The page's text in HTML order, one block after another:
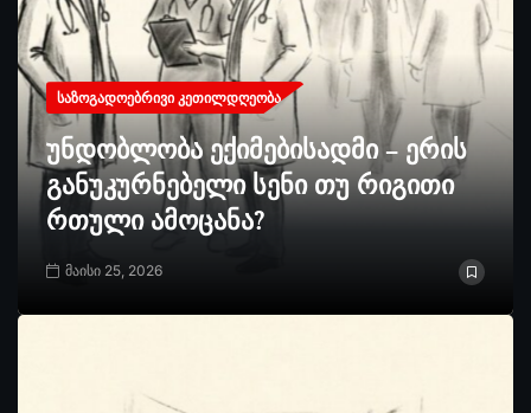
ᲡᲐᲖᲝᲒᲐᲓᲝᲔᲑᲠᲘᲕᲘ ᲙᲔᲗᲘᲚᲓᲦᲔᲝᲑᲐ
უნდობლობა ექიმებისადმი – ერის
განუკურნებელი სენი თუ რიგითი
რთული ამოცანა?
მაისი 25, 2026